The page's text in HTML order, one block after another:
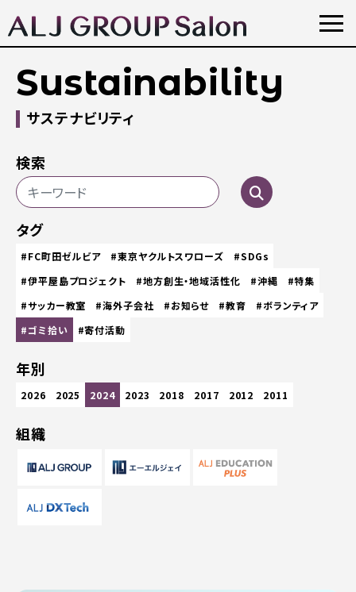
Sustainability
サステナビリティ
検索
タグ
#FC町田ゼルビア #東京ヤクルトスワローズ
#SDGs
#伊平屋島プロジェクト
#地方創生・地域活性化 #沖縄
#特集
#サッカー教室
#海外子会社 #お知らせ #教育
#ボランティア
#ゴミ拾い
#寄付活動
年別
2026 2025 2024 2023 2018 2017 2012 2011
組織